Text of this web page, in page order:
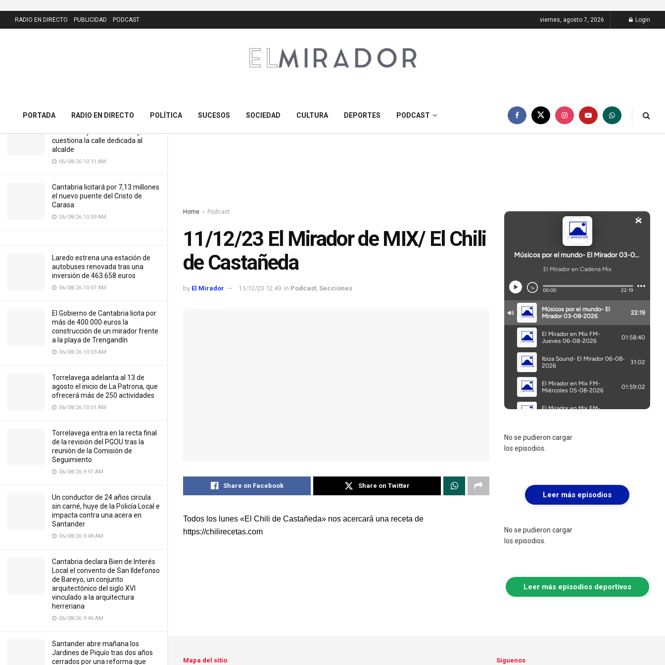
cuestiona la calle dedicada al
alcalde
06/08/26 10:11 AM
Cantabria licitará por 7,13 millones
el nuevo puente del Cristo de
Carasa
06/08/26 10:09 AM
Laredo estrena una estación de
autobuses renovada tras una
inversión de 463.658 euros
06/08/26 10:07 AM
El Gobierno de Cantabria licita por
más de 400.000 euros la
construcción de un mirador frente
a la playa de Trengandín
06/08/26 10:03 AM
Torrelavega adelanta al 13 de
agosto el inicio de La Patrona, que
ofrecerá más de 250 actividades
06/08/26 10:01 AM
Torrelavega entra en la recta final
de la revisión del PGOU tras la
reunión de la Comisión de
Seguimiento
06/08/26 9:51 AM
Un conductor de 24 años circula
sin carné, huye de la Policía Local e
impacta contra una acera en
Santander
06/08/26 9:48 AM
Cantabria declara Bien de Interés
Local el convento de San Ildefonso
de Bareyo, un conjunto
arquitectónico del siglo XVI
vinculado a la arquitectura
herreriana
06/08/26 9:46 AM
Santander abre mañana los
Jardines de Piquío tras dos años
cerrados por una reforma que
RADIO EN DIRECTO PUBLICIDAD PODCAST viernes, agosto 7, 2026 Login
PORTADA RADIO EN DIRECTO POLÍTICA SUCESOS SOCIEDAD CULTURA DEPORTES PODCAST
Home Podcast
11/12/23 El Mirador de MIX/ El Chili
de Castañeda
by El Mirador 11/12/23 12:49 in Podcast Secciones
Share on Facebook Share on Twitter
Todos los lunes «El Chili de Castañeda» nos acercará una receta de
https://chilirecetas.com
No se pudieron cargar
los episodios.
Leer más episodios
No se pudieron cargar
los episodios.
Leer más episodios deportivos
Mapa del sitio Síguenos